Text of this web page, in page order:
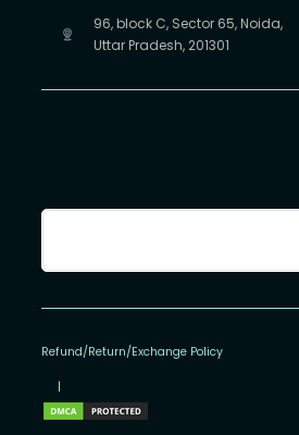
96, block C, Sector 65, Noida,
Uttar Pradesh, 201301
Refund/Return/Exchange Policy
|